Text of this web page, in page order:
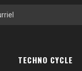
TECHNO CYCLE